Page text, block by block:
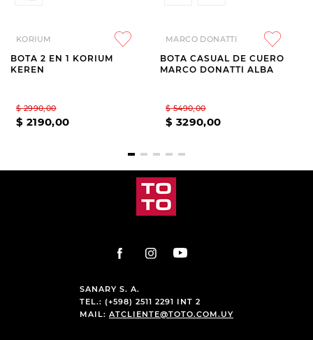
KORIUM
BOTA 2 EN 1 KORIUM
KEREN
$ 2990,00
$ 2190,00
MARCO DONATTI
BOTA CASUAL DE CUERO
MARCO DONATTI ALBA
$ 5490,00
$ 3290,00
SANARY S. A.
TEL.: (+598) 2511 2291 INT 2
MAIL: ATCLIENTE@TOTO.COM.UY